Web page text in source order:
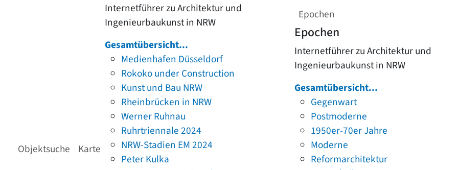
Objektsuche Karte
Internetführer zu Architektur und
Ingenieurbaukunst in NRW
Gesamtübersicht...
Medienhafen Düsseldorf
Rokoko under Construction
Kunst und Bau NRW
Rheinbrücken in NRW
Werner Ruhnau
Ruhrtriennale 2024
NRW-Stadien EM 2024
Peter Kulka
Epochen
Epochen
Internetführer zu Architektur und
Ingenieurbaukunst in NRW
Gesamtübersicht...
Gegenwart
Postmoderne
1950er-70er Jahre
Moderne
Reformarchitektur